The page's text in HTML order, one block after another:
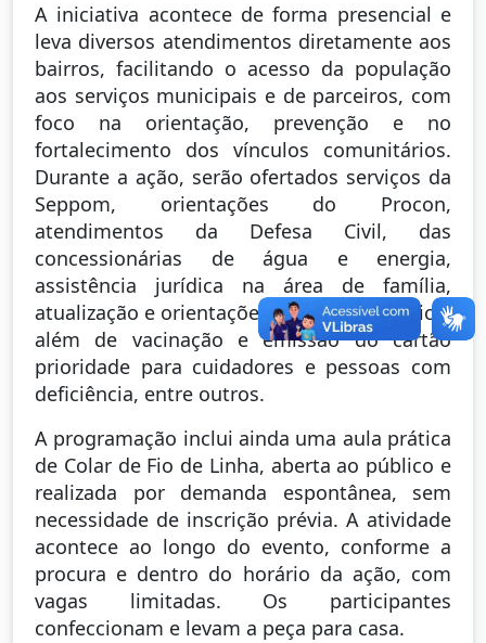
A iniciativa acontece de forma presencial e
leva diversos atendimentos diretamente aos
bairros, facilitando o acesso da população
aos serviços municipais e de parceiros, com
foco na orientação, prevenção e no
fortalecimento dos vínculos comunitários.
Durante a ação, serão ofertados serviços da
Seppom, orientações do Procon,
atendimentos da Defesa Civil, das
concessionárias de água e energia,
assistência jurídica na área de família,
atualização e orientações do Cadastro Único,
além de vacinação e emissão do cartão
prioridade para cuidadores e pessoas com
deficiência, entre outros.
A programação inclui ainda uma aula prática
de Colar de Fio de Linha, aberta ao público e
realizada por demanda espontânea, sem
necessidade de inscrição prévia. A atividade
acontece ao longo do evento, conforme a
procura e dentro do horário da ação, com
vagas limitadas. Os participantes
confeccionam e levam a peça para casa.